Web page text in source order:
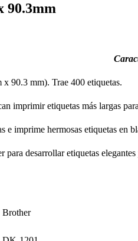
90.3mm
x 90.3 mm). Trae 400 etiquetas.
imprimir etiquetas más largas
e imprime hermosas etiquetas en
desarrollar etiquetas
Brother